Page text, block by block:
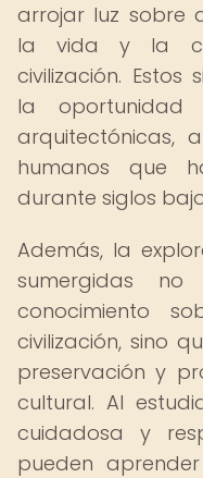
arrojar luz sobre
la vida y la
civilización. Estos
la oportunidad
arquitectónicas,
humanos que
durante siglos
Además, la
sumergidas no
conocimiento
civilización, sino
preservación y
cultural. Al
cuidadosa y
pueden